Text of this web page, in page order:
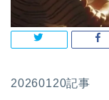
20260120記事